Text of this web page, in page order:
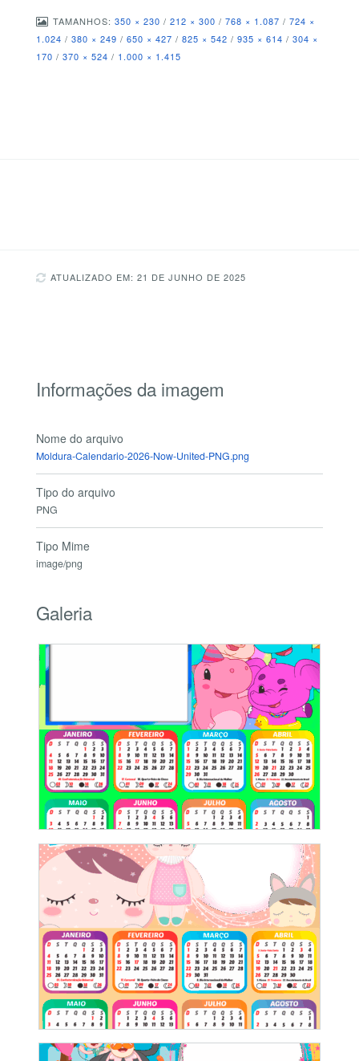
TAMANHOS: 350 × 230 / 212 × 300 / 768 × 1.087 / 724 ×
1.024 / 380 × 249 / 650 × 427 / 825 × 542 / 935 × 614 / 304 ×
170 / 370 × 524 / 1.000 × 1.415
ATUALIZADO EM: 21 DE JUNHO DE 2025
Informações da imagem
Nome do arquivo
Moldura-Calendario-2026-Now-United-PNG.png
Tipo do arquivo
PNG
Tipo Mime
image/png
Galeria